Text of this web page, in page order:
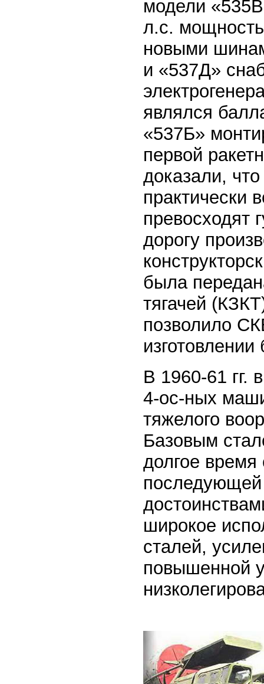
модели
л.с.
новыми
и «537Д»
являлся
«537Б»
первой
доказали,
практически
превосходят
дорогу
была
тягачей
позволило
В 1960-61 гг.
4-ос-ных
тяжелого
Базовым
долгое
широкое
сталей,
повышенной